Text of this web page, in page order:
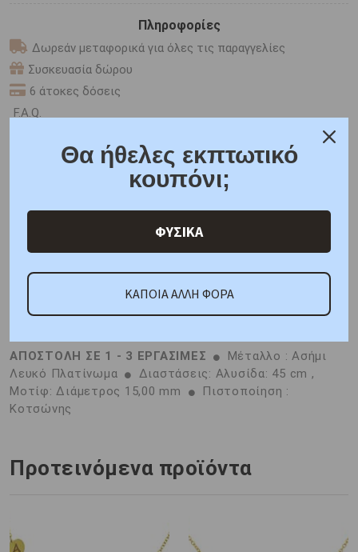
Πληροφορίες
Δωρεάν μεταφορικά για όλες τις παραγγελίες
Συσκευασία δώρου
6 άτοκες δόσεις
F.A.Q.
ONLINE CHAT
SHARE THE LOVE
Χαρακτηριστικά Γιατί εμάς Ρωτήστε μας
Κριτικές
ΑΠΟΣΤΟΛΗ ΣΕ 1 - 3 ΕΡΓΑΣΙΜΕΣ
Μέταλλο : Ασήμι
Λευκό Πλατίνωμα
Διαστάσεις: Αλυσίδα: 45 cm ,
Μοτίφ: Διάμετρος 15,00 mm
Πιστοποίηση :
Κοτσώνης
Προτεινόμενα προϊόντα
Θα ήθελες εκπτωτικό
κουπόνι;
ΦΥΣΙΚΑ
ΚΑΠΟΙΑ ΑΛΛΗ ΦΟΡΑ